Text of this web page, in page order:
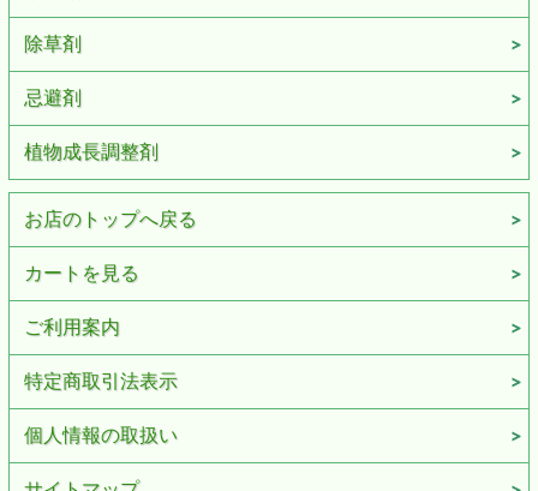
除草剤
忌避剤
植物成長調整剤
お店のトップへ戻る
カートを見る
ご利用案内
特定商取引法表示
個人情報の取扱い